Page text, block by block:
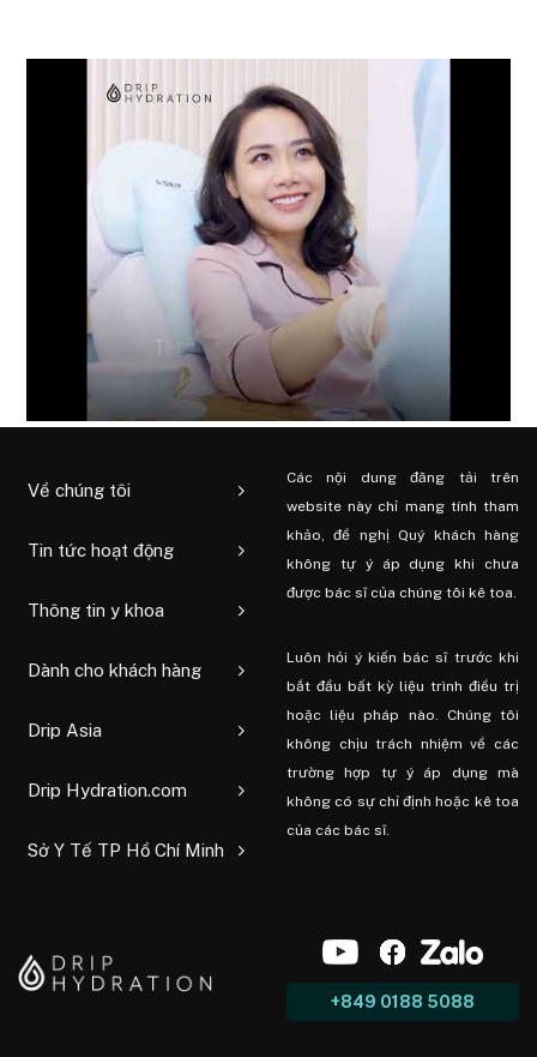
Về chúng tôi
Tin tức hoạt động
Thông tin y khoa
Dành cho khách hàng
Drip Asia
Drip Hydration.com
Sở Y Tế TP Hồ Chí Minh
Các nội dung đăng tải trên
website này chỉ mang tính tham
khảo, đề nghị Quý khách hàng
không tự ý áp dụng khi chưa
được bác sĩ của chúng tôi kê toa.
Luôn hỏi ý kiến ​​bác sĩ trước khi
bắt đầu bất kỳ liệu trình điều trị
hoặc liệu pháp nào. Chúng tôi
không chịu trách nhiệm về các
trường hợp tự ý áp dụng mà
không có sự chỉ định hoặc kê toa
của các bác sĩ.
+849 0188 5088